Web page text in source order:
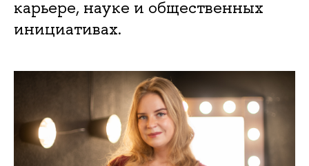
карьере, науке и общественных
инициативах.